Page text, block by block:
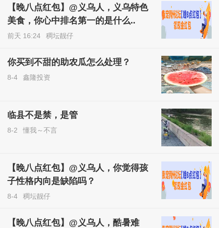
【晚八点红包】@义乌人，义乌特色
美食，你心中排名第一的是什么..
前天 16:24 稠坛靓仔
你买到不甜的助农瓜怎么处理？
8-4 鑫隆投资
临县不是禁，是管
8-2 懂我～不言
【晚八点红包】@义乌人，你觉得孩
子性格内向是缺陷吗？
8-4 稠坛靓仔
【晚八点红包】@义乌人，酷暑难